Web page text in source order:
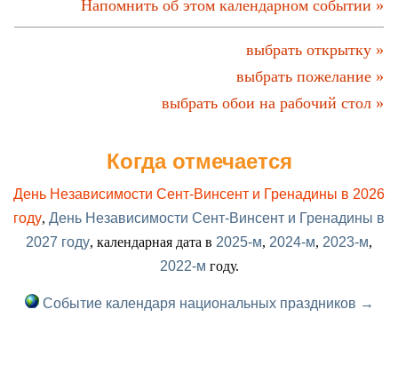
Напомнить об этом календарном событии »
выбрать открытку »
выбрать пожелание »
выбрать обои на рабочий стол »
Когда отмечается
День Независимости Сент-Винсент и Гренадины в 2026
году, День Независимости Сент-Винсент и Гренадины в
2027 году, календарная дата в 2025-м, 2024-м, 2023-м,
2022-м году.
Событие календаря национальных праздников →